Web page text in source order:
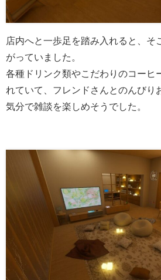
店内へと一歩足を踏み入れると、そ
がっていました。
各種ドリンク類やこだわりのコーヒ
れていて、フレンドさんとのんびり
気分で雑談を楽しめそうでした。